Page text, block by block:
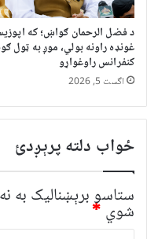
د فضل الرحمان ګواښ؛ که
غونډه راونه بولي، موږ به ټول
کنفرانس راوغواړو
اگست 5, 2026
ځواب دلته پرېږدئ
ستاسو برېښناليک به
شوي *